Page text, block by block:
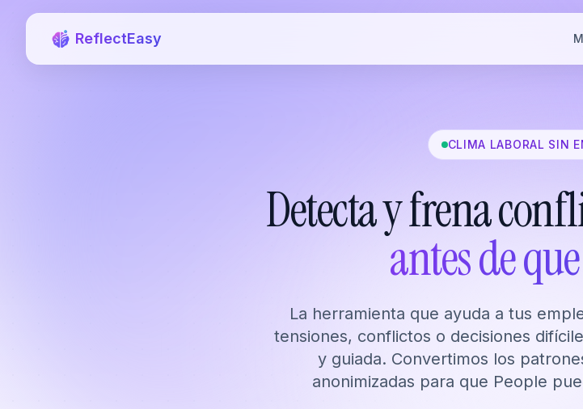
ReflectEasy
CLIMA LABORAL SIN
Detecta y frena
antes de
La herramienta que ayuda a tus
tensiones, conflictos o decisiones
y guiada. Convertimos los
anonimizadas para que People